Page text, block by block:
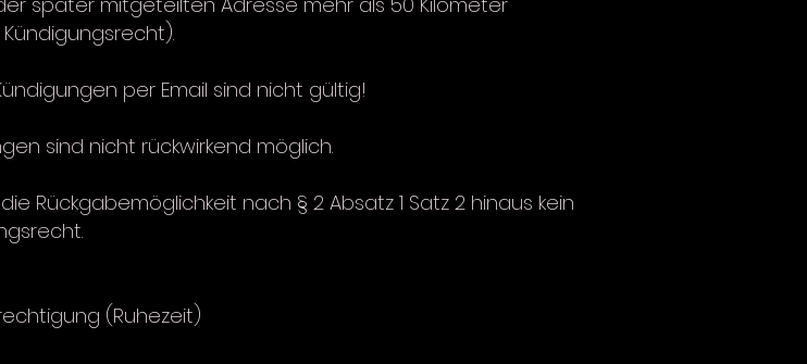
per Email sind nicht gültig!
sind nicht rückwirkend möglich.
Rückgabemöglichkeit nach § 2 Absatz 1 Satz 2 hinaus kein
(Ruhezeit)